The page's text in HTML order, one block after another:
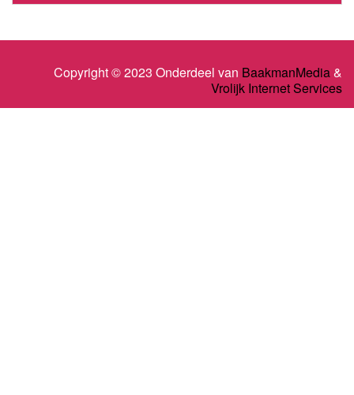
Copyright © 2023 Onderdeel van BaakmanMedia&
Vrolijk Internet Services